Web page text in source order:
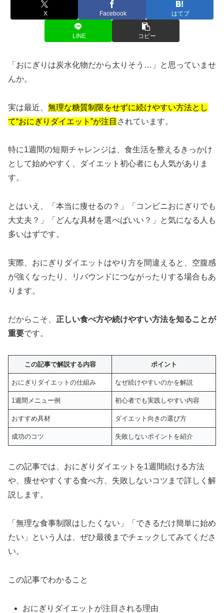
X Facebook はてブ
LINE コピー
「おにぎりは炭水化物だから太りそう…」と思っていませ
んか。
実は最近、 無理な糖質制限をせずに続けやすい方法とし
て“おにぎりダイエット”が注目 されています。
特に1週間の短期チャレンジは、食生活を整えるきっかけ
として始めやすく、ダイエット初心者にも人気がありま
す。
とはいえ、「本当に痩せるの？」「コンビニおにぎりでも
大丈夫？」「どんな具材を選べばいい？」と気になる人も
多いはずです。
実際、おにぎりダイエットはやり方を間違えると、空腹感
が強くなったり、リバウンドにつながったりする場合もあ
ります。
だからこそ、 正しい食べ方や続けやすい方法を知ることが
重要です。
この記事で解説する内容 ポイント
おにぎりダイエットの仕組み なぜ続けやすいのかを解説
1週間メニュー例 初心者でも実践しやすい内容
おすすめ具材 ダイエット向きの選び方
成功のコツ 失敗しないポイントを紹介
この記事では、おにぎりダイエットを1週間続ける方法
や、痩せやすくする食べ方、失敗しないコツまで詳しく解
説します。
「無理な食事制限はしたくない」「できるだけ簡単に始め
たい」という人は、ぜひ最後までチェックしてみてくださ
い。
この記事でわかること
おにぎりダイエットが注目される理由